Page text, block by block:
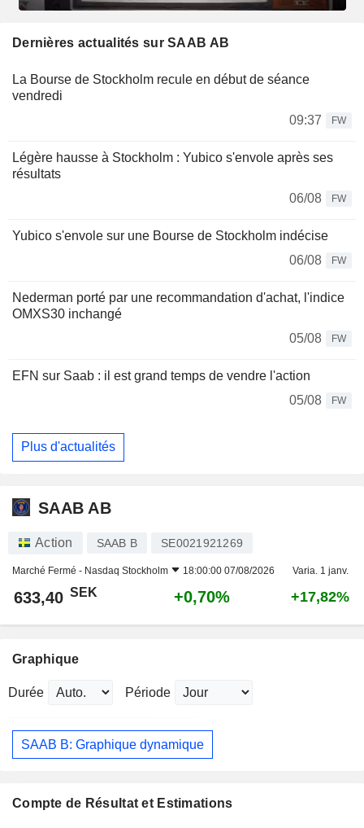
Dernières actualités sur SAAB AB
La Bourse de Stockholm recule en début de séance
vendredi
09:37
FW
Légère hausse à Stockholm : Yubico s'envole après ses
résultats
06/08
FW
Yubico s'envole sur une Bourse de Stockholm indécise
06/08
FW
Nederman porté par une recommandation d'achat, l'indice
OMXS30 inchangé
05/08
FW
EFN sur Saab : il est grand temps de vendre l'action
05/08
FW
Plus d'actualités
SAAB AB
Action SAAB B SE0021921269
Marché Fermé - Nasdaq Stockholm 18:00:00 07/08/2026 Varia. 1 janv.
633,40 SEK +0,70% +17,82%
Graphique
Durée Période
SAAB B: Graphique dynamique
Compte de Résultat et Estimations